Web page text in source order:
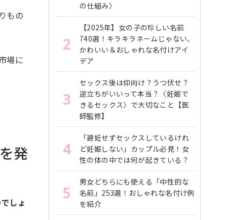
もの
場に
発
しょ
の仕組み〉
2
【2025年】女の子の珍しい名前
740選！キラキラネームじゃない、
かわいい＆おしゃれな名付けアイ
デア
3
セックス後は仰向け？うつ伏せ？
逆立ちがいいって本当？〈妊娠で
きるセックス〉で大切なこと【医
師監修】
4
「避妊せずセックスしているけれ
ど妊娠しない」カップル必見！女
性の体の中では何が起きている？
5
男女どちらにも使える「中性的な
名前」253選！おしゃれな名付け例
を紹介